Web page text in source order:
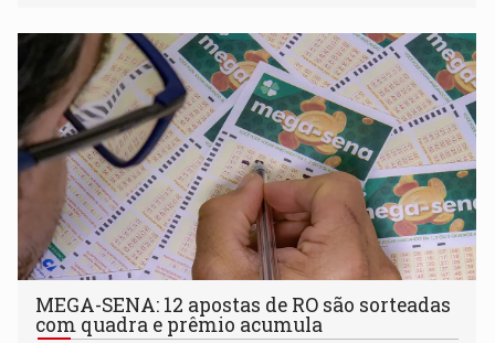
MEGA-SENA: 12 apostas de RO são sorteadas
com quadra e prêmio acumula